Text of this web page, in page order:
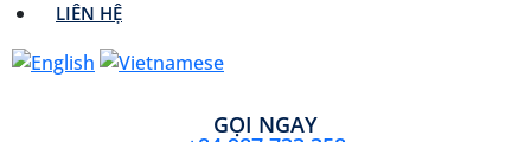
LIÊN HỆ
GỌI NGAY